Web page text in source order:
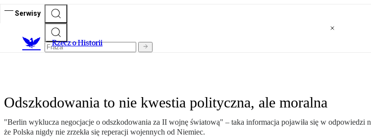
Serwisy
Rzecz o Historii
Odszkodowania to nie kwestia polityczna, ale moralna
"Berlin wyklucza negocjacje o odszkodowania za II wojnę światową" – taka informacja pojawiła się w odpowiedzi
że Polska nigdy nie zrzekła się reperacji wojennych od Niemiec.